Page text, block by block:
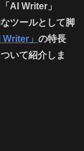
AI Writer」
ツールとして脚
Writer」 の特長
いて紹介しま